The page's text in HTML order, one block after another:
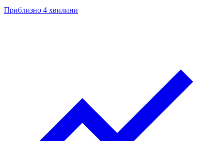
Приблизно 4 хвилини